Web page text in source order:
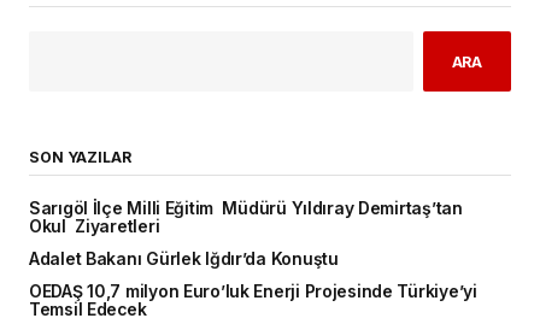
ARA
SON YAZILAR
Sarıgöl İlçe Milli Eğitim Müdürü Yıldıray Demirtaş’tan
Okul Ziyaretleri
Adalet Bakanı Gürlek Iğdır’da Konuştu
OEDAŞ 10,7 milyon Euro’luk Enerji Projesinde Türkiye’yi
Temsil Edecek